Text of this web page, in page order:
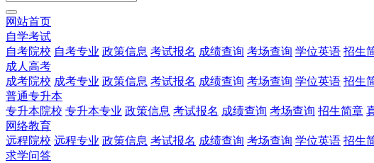
网站首页
自学考试
自考院校 自考专业 政策信息 考试报名 成绩查询 考场查询 学位英语 招生
成人高考
成考院校 成考专业 政策信息 考试报名 成绩查询 考场查询 学位英语 招生
普通专升本
专升本院校 专升本专业 政策信息 考试报名 成绩查询 考场查询 招生简章
网络教育
远程院校 远程专业 政策信息 考试报名 成绩查询 考场查询 学位英语 招生
求学问答